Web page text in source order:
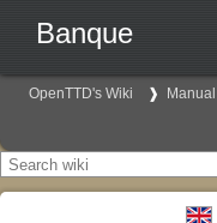
Banque
OpenTTD's Wiki Manual